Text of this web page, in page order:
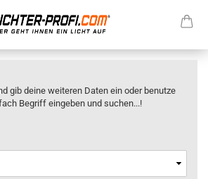
gib deine weiteren Daten ein oder benutze
Begriff eingeben und suchen...!